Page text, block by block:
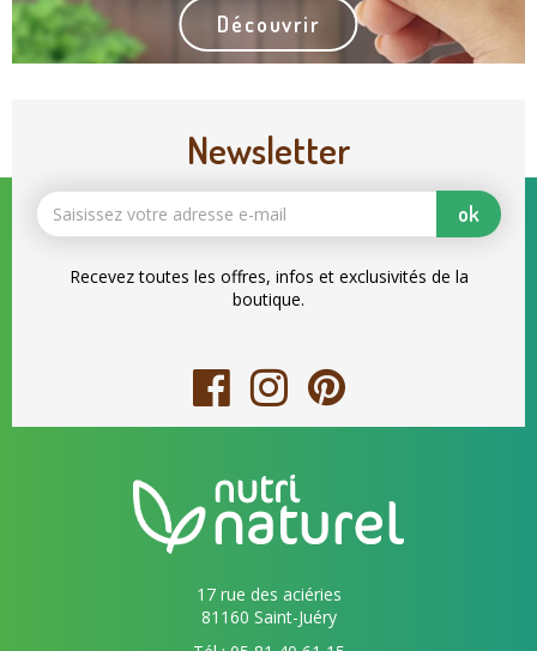
Découvrir
Newsletter
ok
Recevez toutes les offres, infos et exclusivités de la
boutique.
17 rue des aciéries
81160 Saint-Juéry